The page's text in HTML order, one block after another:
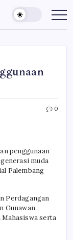
0
penggunaan
muda
Palembang
Perdagangan
Gunawan,
serta